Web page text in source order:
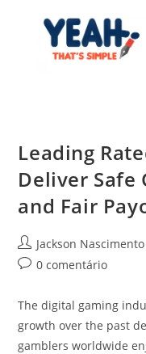
Leading
Deliver Safe
and Fair
Jackson Nascimento
0 comentário
The digital gaming
growth over the past
gamblers worldwide